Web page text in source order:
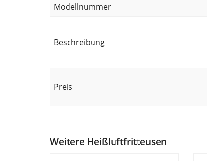
Modellnummer
Beschreibung
Preis
Weitere Heißluftfritteusen